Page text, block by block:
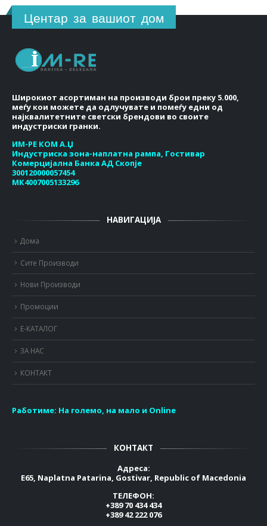
Центар за вашиот дом
Широкиот асортиман на производи брои преку 5.000,
меѓу кои можете да одлучувате и помеѓу едни од
најквалитетните светски брендови во своите
индустриски гранки.
ИМ-РЕ КОМ А.Џ
Индустриска зона-наплатна рампа, Гостивар
Комерцијална Банка АД Скопје
300120000057454
МК4007005133296
НАВИГАЦИЈА
Дома
Сите Производи
Нови Производи
Промоции
Е-КАТАЛОГ
ЗА НАС
КОНТАКТ
Работиме: На големо, на мало и Online
КОНТАКТ
Адреса:
E65, Naplatna Patarina, Gostivar, Republic of Macedonia
ТЕЛЕФОН:
+389 70 434 434
+389 42 222 076